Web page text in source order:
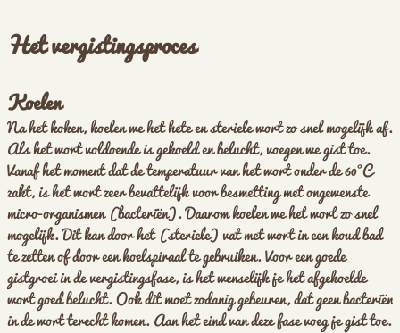
Het vergistingsproces
Koelen
Na het koken, koelen we het hete en steriele wort zo snel mogelijk af.
Als het wort voldoende is gekoeld en belucht, voegen we gist toe.
Vanaf het moment dat de temperatuur van het wort onder de 60°C
zakt, is het wort zeer bevattelijk voor besmetting met ongewenste
micro-organismen (bacteriën). Daarom koelen we het wort zo snel
mogelijk. Dit kan door het (steriele) vat met wort in een koud bad
te zetten of door een koelspiraal te gebruiken. Voor een goede
gistgroei in de vergistingsfase, is het wenselijk je het afgekoelde
wort goed belucht. Ook dit moet zodanig gebeuren, dat geen bacteriën
in de wort terecht komen. Aan het eind van deze fase voeg je gist toe.